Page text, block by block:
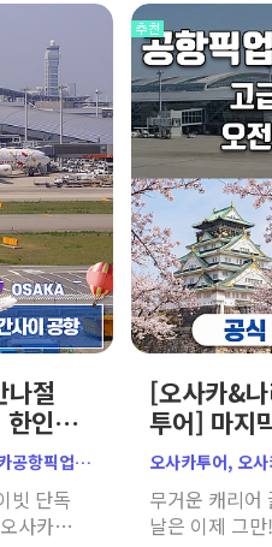
나절
인
추천
공항픽업,
,
,
오사카,
빗 단독
사카
[오사카&
투어] 마지
공항 샌딩
패스추천
오사카투어, 오
간사이공항샌딩
오사카단독투어,
오사카차량투어,
무거운 캐리어
날은 이제 그